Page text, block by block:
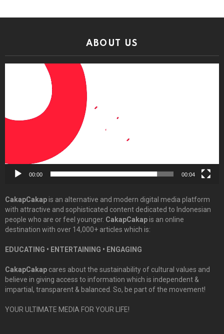
ABOUT US
00:00 00:04
CakapCakapis an alternative and modern digital media platform
with attractive and sophisticated content dedicated to Indonesian
people who are or feel younger. CakapCakapis an online
destination with over 14,000+ articles which is:
EDUCATING • ENTERTAINING • ENGAGING
CakapCakap cares about the sustainability of cultural values and
believe in giving access to information which is independent &
impartial, transparent & balanced. So, be part of the movement!
YOUR ULTIMATE MEDIA FOR YOUR LIFE!